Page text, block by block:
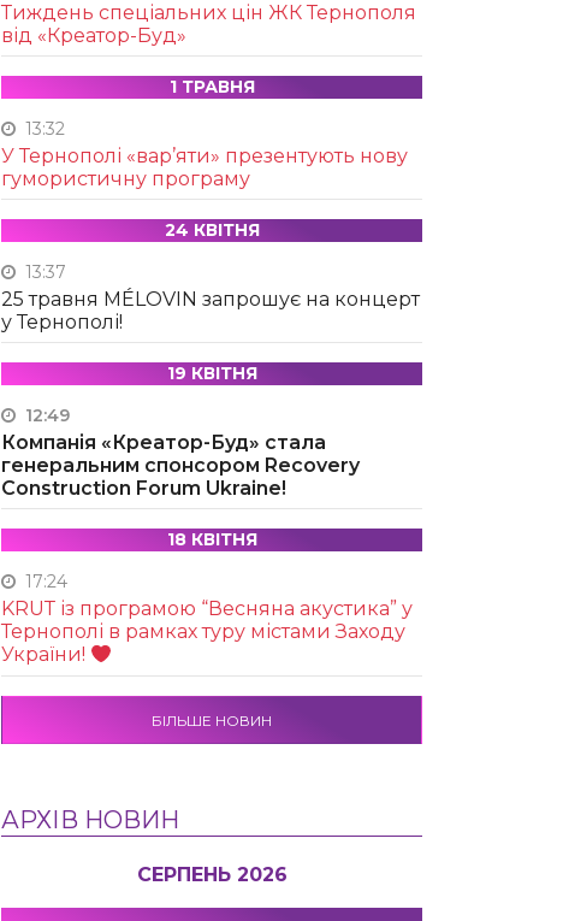
Тиждень спеціальних цін ЖК Тернополя
від «Креатор-Буд»
1 ТРАВНЯ
13:32
У Тернополі «вар’яти» презентують нову
гумористичну програму
24 КВІТНЯ
13:37
25 травня MÉLOVIN запрошує на концерт
у Тернополі!
19 КВІТНЯ
12:49
Компанія «Креатор-Буд» стала
генеральним спонсором Recovery
Construction Forum Ukraine!
18 КВІТНЯ
17:24
KRUТ із програмою “Весняна акустика” у
Тернополі в рамках туру містами Заходу
України!
БІЛЬШЕ НОВИН
АРХІВ НОВИН
СЕРПЕНЬ 2026